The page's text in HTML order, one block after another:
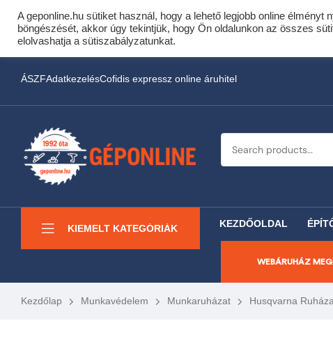
Most minden akciós HQ
ÁSZFAdatkezelésCofidis expressz online áruhitel
KIEMELT KATEGÓRIÁK KEZDŐOLDAL
WEBÁRUHÁZ
Kezdőlap Munkavédelem Munkaruházat Husqvarna
A geponline.hu sütiket használ, hogy a lehető legjobb online
böngészését, akkor úgy tekintjük, hogy Ön oldalunkon az összes
elolvashatja a sütiszabályzatunkat.